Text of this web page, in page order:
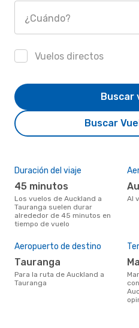
¿Cuándo?
Vuelos directos
Buscar
Buscar
Duración del viaje
45 minutos
Los vuelos de Auckland a
Tauranga suelen durar
alrededor de 45 minutos en
tiempo de vuelo
Aeropuerto de destino
Tauranga
Para la ruta de Auckland a
Tauranga
marzo es una época muy